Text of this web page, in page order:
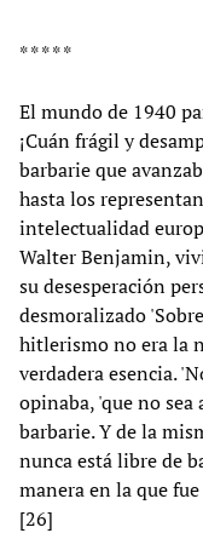
* * * * *
El mundo de 1940
¡Cuán frágil y
barbarie que
hasta los
intelectualidad
Walter Benjamin,
su desesperación
desmoralizado
hitlerismo no era la
verdadera esencia.
opinaba, 'que no
barbarie. Y de la
nunca está libre de
manera en la que
[26]